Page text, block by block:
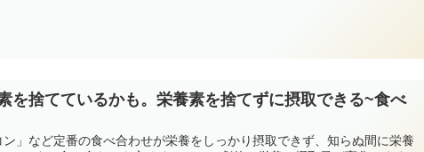
を捨てているかも。栄養素を捨てずに摂取できる~食べ
ン」など定番の食べ合わせが栄養をしっかり摂取できず、知らぬ間に栄養